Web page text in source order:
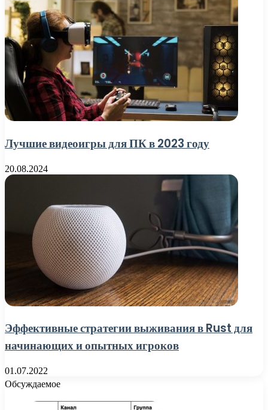
Лучшие видеоигры для ПК в 2023 году
20.08.2024
Эффективные стратегии выживания в Rust для
начинающих и опытных игроков
01.07.2022
Обсуждаемое